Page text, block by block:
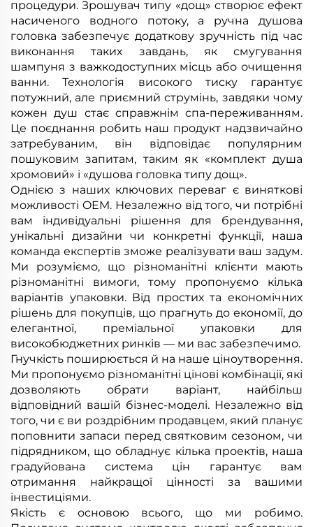
процедури. Зрошувач типу «дощ» створює ефект
насиченого водного потоку, а ручна душова
головка забезпечує додаткову зручність під час
виконання таких завдань, як смугування
шампуня з важкодоступних місць або очищення
ванни. Технологія високого тиску гарантує
потужний, але приємний струмінь, завдяки чому
кожен душ стає справжнім спа-переживанням.
Це поєднання робить наш продукт надзвичайно
затребуваним, він відповідає популярним
пошуковим запитам, таким як «комплект душа
хромовий» і «душова головка типу дощ».
Однією з наших ключових переваг є виняткові
можливості OEM. Незалежно від того, чи потрібні
вам індивідуальні рішення для брендування,
унікальні дизайни чи конкретні функції, наша
команда експертів зможе реалізувати ваш задум.
Ми розуміємо, що різноманітні клієнти мають
різноманітні вимоги, тому пропонуємо кілька
варіантів упаковки. Від простих та економічних
рішень для покупців, що прагнуть до економії, до
елегантної, преміальної упаковки для
високобюджетних ринків — ми вас забезпечимо.
Гнучкість поширюється й на наше ціноутворення.
Ми пропонуємо різноманітні цінові комбінації, які
дозволяють обрати варіант, найбільш
відповідний вашій бізнес-моделі. Незалежно від
того, чи є ви роздрібним продавцем, який планує
поповнити запаси перед святковим сезоном, чи
підрядником, що обладнує кілька проектів, наша
градуйована система цін гарантує вам
отримання найкращої цінності за вашими
інвестиціями.
Якість є основою всього, що ми робимо.